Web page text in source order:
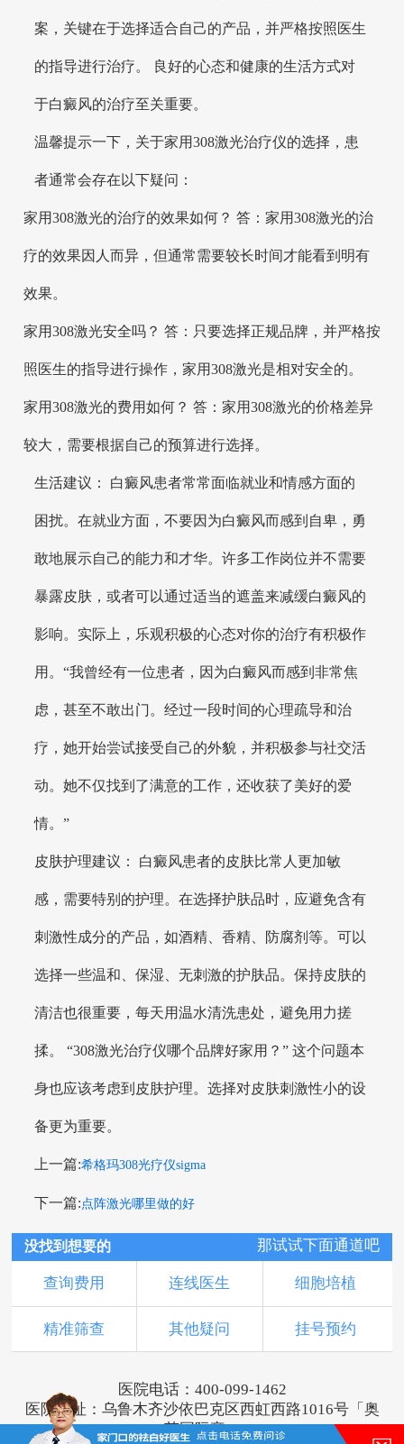
案，关键在于选择适合自己的产品，并严格按照医生
的指导进行治疗。 良好的心态和健康的生活方式对
于白癜风的治疗至关重要。
温馨提示一下，关于家用308激光治疗仪的选择，患
者通常会存在以下疑问：
家用308激光的治疗的效果如何？ 答：家用308激光的治
疗的效果因人而异，但通常需要较长时间才能看到明有
效果。
家用308激光安全吗？ 答：只要选择正规品牌，并严格按
照医生的指导进行操作，家用308激光是相对安全的。
家用308激光的费用如何？ 答：家用308激光的价格差异
较大，需要根据自己的预算进行选择。
生活建议： 白癜风患者常常面临就业和情感方面的
困扰。在就业方面，不要因为白癜风而感到自卑，勇
敢地展示自己的能力和才华。许多工作岗位并不需要
暴露皮肤，或者可以通过适当的遮盖来减缓白癜风的
影响。实际上，乐观积极的心态对你的治疗有积极作
用。“我曾经有一位患者，因为白癜风而感到非常焦
虑，甚至不敢出门。经过一段时间的心理疏导和治
疗，她开始尝试接受自己的外貌，并积极参与社交活
动。她不仅找到了满意的工作，还收获了美好的爱
情。”
皮肤护理建议： 白癜风患者的皮肤比常人更加敏
感，需要特别的护理。在选择护肤品时，应避免含有
刺激性成分的产品，如酒精、香精、防腐剂等。可以
选择一些温和、保湿、无刺激的护肤品。保持皮肤的
清洁也很重要，每天用温水清洗患处，避免用力搓
揉。 “308激光治疗仪哪个品牌好家用？” 这个问题本
身也应该考虑到皮肤护理。选择对皮肤刺激性小的设
备更为重要。
上一篇:希格玛308光疗仪sigma
下一篇:点阵激光哪里做的好
没找到想要的 那试试下面通道吧
查询费用 连线医生 细胞培植
精准筛查 其他疑问 挂号预约
医院电话：400-099-1462
医院地址：乌鲁木齐沙依巴克区西虹西路1016号「奥
莱国际旁」